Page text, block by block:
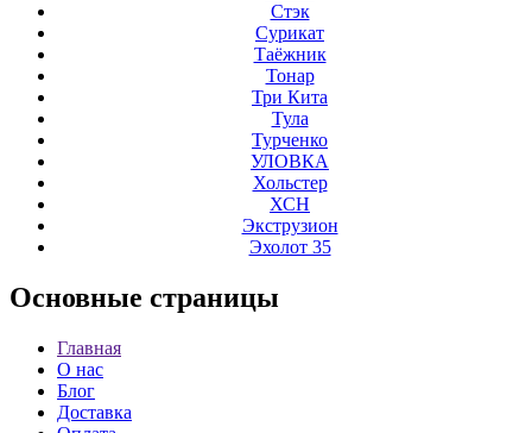
Стэк
Сурикат
Таёжник
Тонар
Три Кита
Тула
Турченко
УЛОВКА
Хольстер
ХСН
Экструзион
Эхолот 35
Основные страницы
Главная
О нас
Блог
Доставка